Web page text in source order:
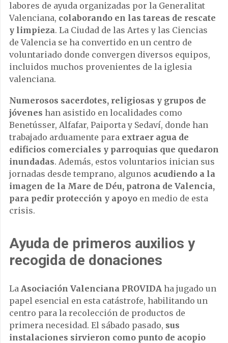
labores de ayuda organizadas por la Generalitat
Valenciana, colaborando en las tareas de rescate
y limpieza. La Ciudad de las Artes y las Ciencias
de Valencia se ha convertido en un centro de
voluntariado donde convergen diversos equipos,
incluidos muchos provenientes de la iglesia
valenciana.
Numerosos sacerdotes, religiosas y grupos de
jóvenes han asistido en localidades como
Benetússer, Alfafar, Paiporta y Sedaví, donde han
trabajado arduamente para extraer agua de
edificios comerciales y parroquias que quedaron
inundadas. Además, estos voluntarios inician sus
jornadas desde temprano, algunos acudiendo a la
imagen de la Mare de Déu, patrona de Valencia,
para pedir protección y apoyo en medio de esta
crisis.
Ayuda de primeros auxilios y
recogida de donaciones
La Asociación Valenciana PROVIDA ha jugado un
papel esencial en esta catástrofe, habilitando un
centro para la recolección de productos de
primera necesidad. El sábado pasado, sus
instalaciones sirvieron como punto de acopio